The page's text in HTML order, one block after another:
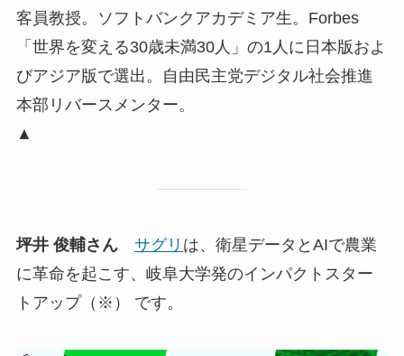
客員教授。ソフトバンクアカデミア生。Forbes
「世界を変える30歳未満30人」の1人に日本版およ
びアジア版で選出。自由民主党デジタル社会推進
本部リバースメンター。
▲
坪井 俊輔さん サグリ は、衛星データとAIで農業
に革命を起こす、岐阜大学発のインパクトスター
トアップ（※） です。